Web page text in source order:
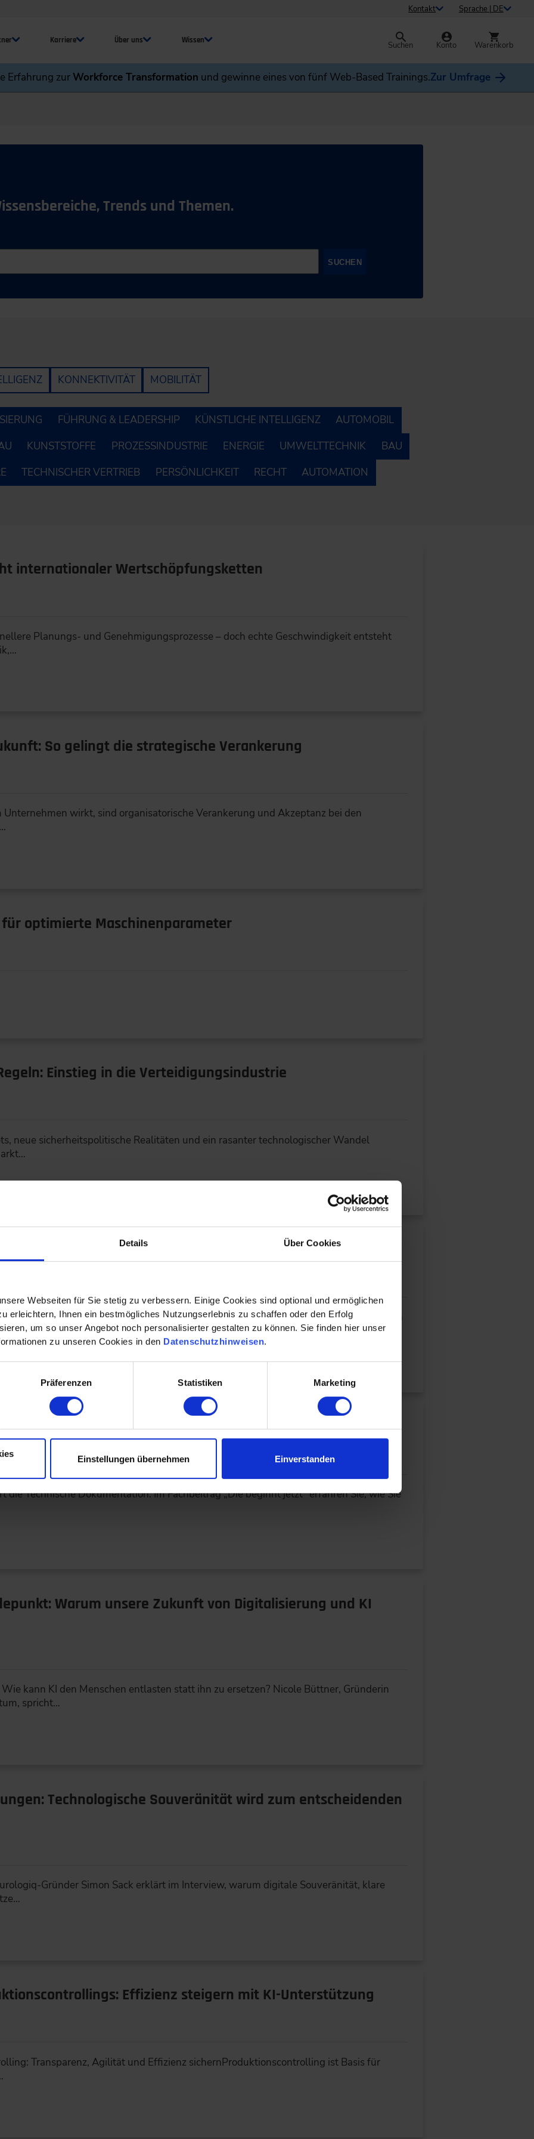
Details Über Cookies
Webseiten für Sie stetig zu verbessern. Einige Cookies sind optional und ermöglichen
erleichtern, Ihnen ein bestmögliches Nutzungserlebnis zu schaffen oder den Erfolg
um so unser Angebot noch personalisierter gestalten zu können. Sie finden hier unser
zu unseren Cookies in den Datenschutzhinweisen.
Präferenzen Statistiken Marketing
Einstellungen übernehmen Einverstanden
Kontakt Sprache | DE
Karriere Über uns Wissen Suchen Konto Warenkorb
Erfahrung zurWorkforce Transformation und gewinne eines von fünf Web-Based Trainings.Zur Umfrage
Trends und Themen.
SUCHEN
KONNEKTIVITÄT MOBILITÄT
FÜHRUNG & LEADERSHIP KÜNSTLICHE INTELLIGENZ
AUTOMOBIL
KUNSTSTOFFE PROZESSINDUSTRIE ENERGIE UMWELTTECHNIK
BAU
TECHNISCHER VERTRIEB PERSÖNLICHKEIT RECHT AUTOMATION
internationaler Wertschöpfungsketten
Planungs- und Genehmigungsprozesse – doch echte Geschwindigkeit entsteht
So gelingt die strategische Verankerung
wirkt, sind organisatorische Verankerung und Akzeptanz bei den
optimierte Maschinenparameter
Einstieg in die Verteidigungsindustrie
neue sicherheitspolitische Realitäten und ein rasanter technologischer Wandel
die Potenziale der KI nutzen
Premiere für den VDI-Kongress smartAI: Fachleute aus verschiedenen Branchen
Dokumentation
die Technische Dokumentation. Im Fachbeitrag „Die beginnt jetzt“ erfahren Sie, wie Sie
Warum unsere Zukunft von Digitalisierung und KI
kann KI den Menschen entlasten statt ihn zu ersetzen? Nicole Büttner, Gründerin
spricht…
Technologische Souveränität wird zum entscheidenden
Gründer Simon Sack erklärt im Interview, warum digitale Souveränität, klare
Effizienz steigern mit KI-Unterstützung
Transparenz, Agilität und Effizienz sichernProduktionscontrolling ist Basis für